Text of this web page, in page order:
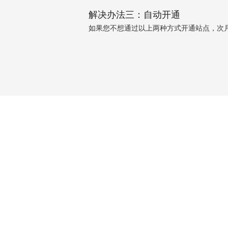
解决办法三：自动开通
如果您不想通过以上两种方式开通站点，次